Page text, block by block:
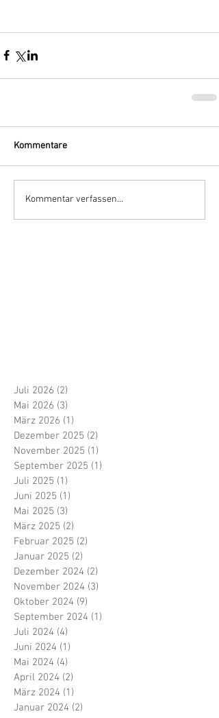
Kommentare
Kommentar verfassen...
Juli 2026 (2)
Mai 2026 (3)
März 2026 (1)
Dezember 2025 (2)
November 2025 (1)
September 2025 (1)
Juli 2025 (1)
Juni 2025 (1)
Mai 2025 (3)
März 2025 (2)
Februar 2025 (2)
Januar 2025 (2)
Dezember 2024 (2)
November 2024 (3)
Oktober 2024 (9)
September 2024 (1)
Juli 2024 (4)
Juni 2024 (1)
Mai 2024 (4)
April 2024 (2)
März 2024 (1)
Januar 2024 (2)